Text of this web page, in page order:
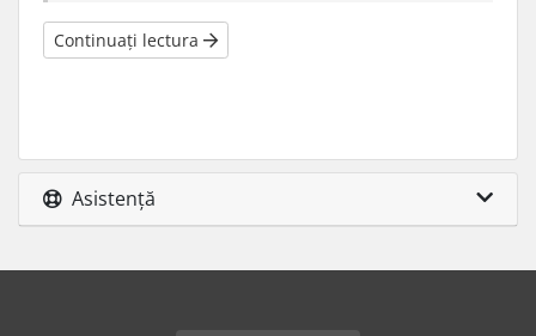
Continuați lectura
Asistență